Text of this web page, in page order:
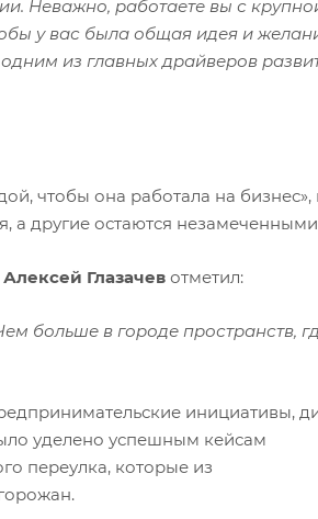
Неважно, работаете вы с
у вас была общая идея и
из главных драйверов
чтобы она работала на бизнес»,
а другие остаются
Глазачев отметил:
больше в городе пространств,
инициативы,
уделено успешным кейсам
переулка, которые из